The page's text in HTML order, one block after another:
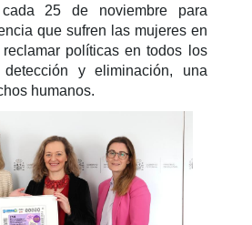
25 de noviembre para
que sufren las mujeres en
políticas en todos los
y eliminación, una
humanos.